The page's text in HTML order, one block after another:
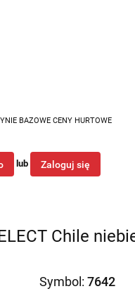
BAZOWE CENY HURTOWE
lub Zaloguj się
Chile
Symbol:7642